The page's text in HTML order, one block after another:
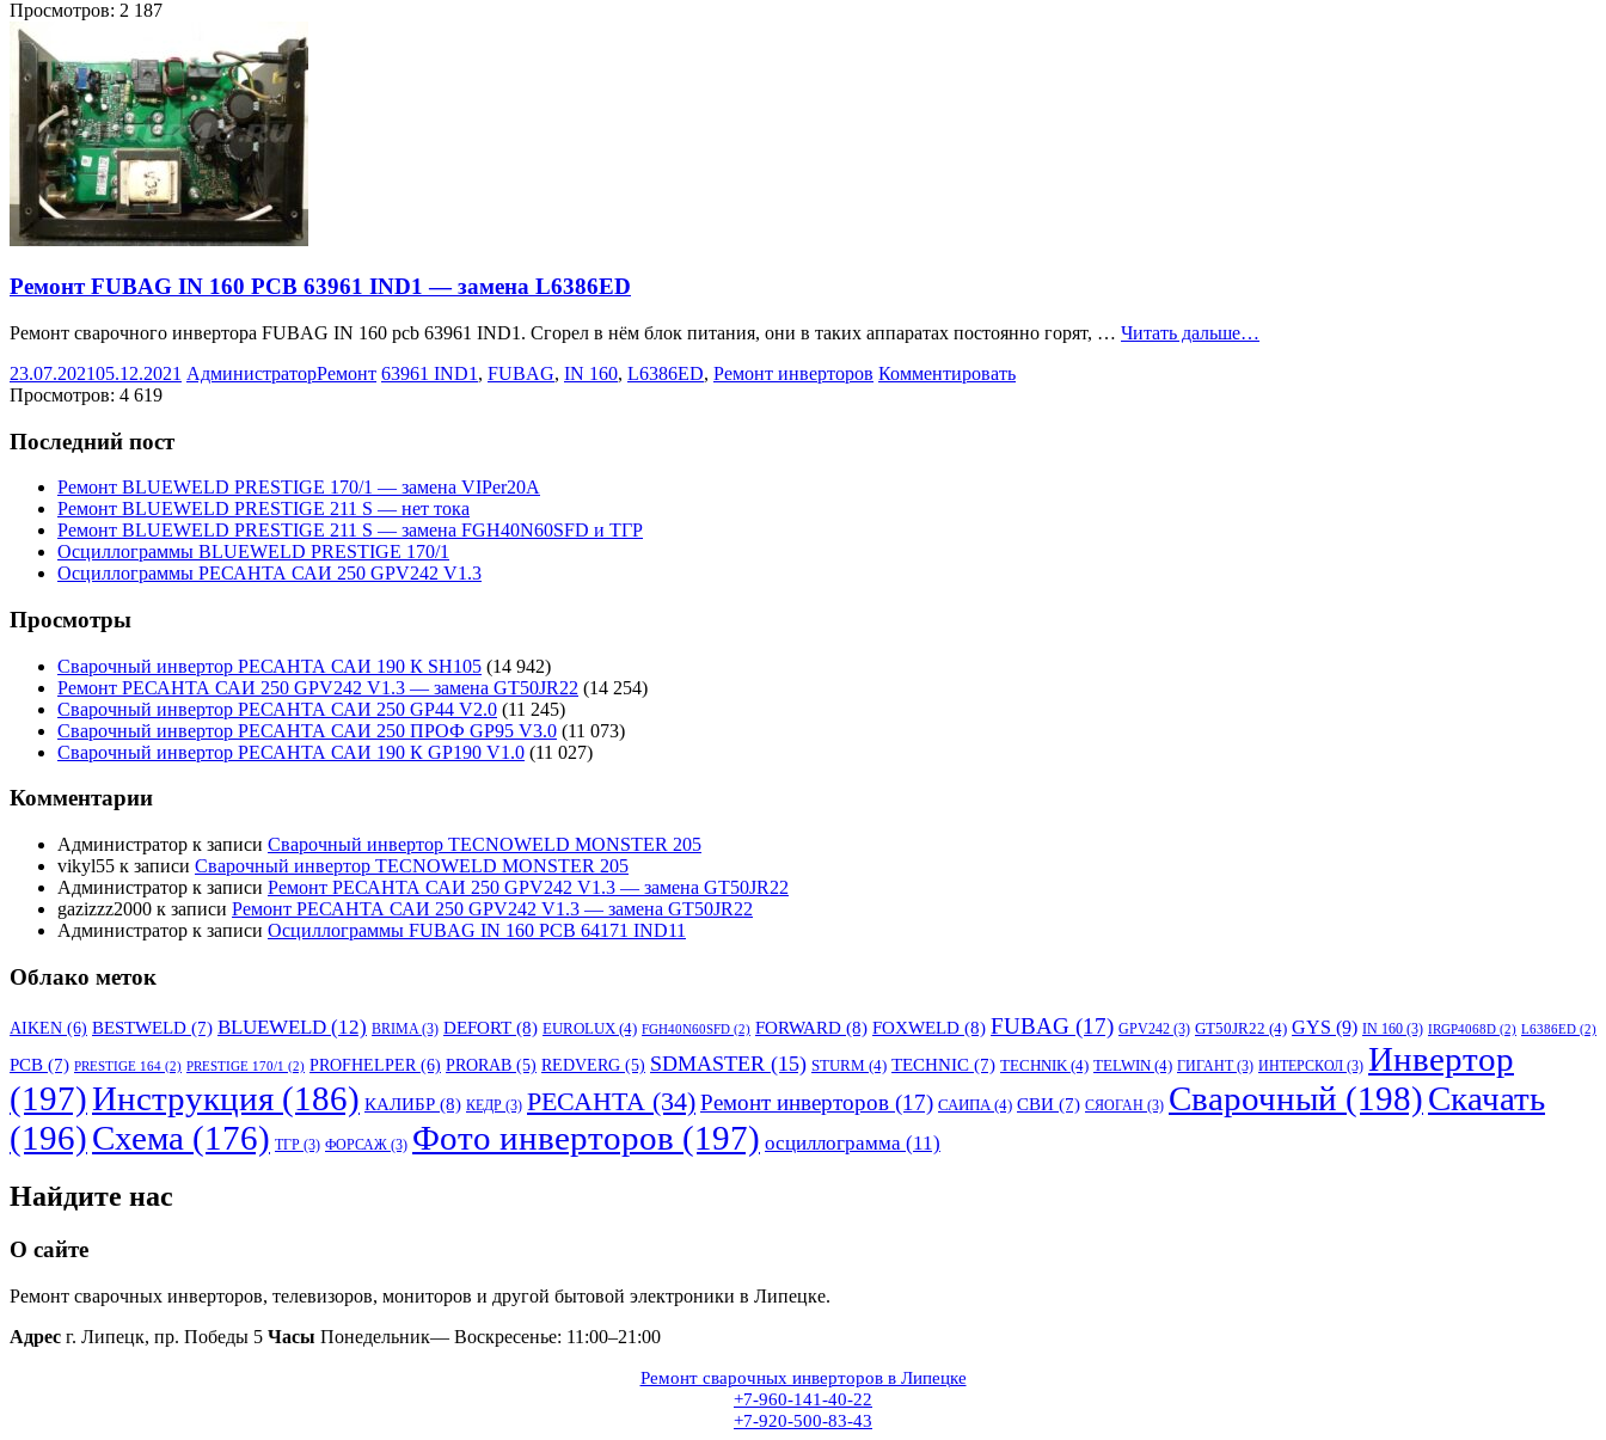
Просмотров: 2 187
Ремонт FUBAG IN 160 PCB 63961 IND1 — замена L6386ED
Ремонт сварочного инвертора FUBAG IN 160 pcb 63961 IND1. Сгорел в нём блок питания, они в таких аппаратах постоянно горят, … Читать дальше…
23.07.202105.12.2021 АдминистраторРемонт 63961 IND1 , FUBAG, IN 160, L6386ED, Ремонт инверторов Комментировать
Просмотров: 4 619
Последний пост
Ремонт BLUEWELD PRESTIGE 170/1 — замена VIPer20A
Ремонт BLUEWELD PRESTIGE 211 S — нет тока
Ремонт BLUEWELD PRESTIGE 211 S — замена FGH40N60SFD и ТГР
Осциллограммы BLUEWELD PRESTIGE 170/1
Осциллограммы РЕСАНТА САИ 250 GPV242 V1.3
Просмотры
Сварочный инвертор РЕСАНТА САИ 190 К SH105 (14 942)
Ремонт РЕСАНТА САИ 250 GPV242 V1.3 — замена GT50JR22 (14 254)
Сварочный инвертор РЕСАНТА САИ 250 GP44 V2.0 (11 245)
Сварочный инвертор РЕСАНТА САИ 250 ПРОФ GP95 V3.0 (11 073)
Сварочный инвертор РЕСАНТА САИ 190 К GP190 V1.0 (11 027)
Комментарии
Администратор к записи Сварочный инвертор TECNOWELD MONSTER 205
vikyl55 к записи Сварочный инвертор TECNOWELD MONSTER 205
Администратор к записи Ремонт РЕСАНТА САИ 250 GPV242 V1.3 — замена GT50JR22
gazizzz2000 к записи Ремонт РЕСАНТА САИ 250 GPV242 V1.3 — замена GT50JR22
Администратор к записи Осциллограммы FUBAG IN 160 PCB 64171 IND11
Облако меток
AIKEN (6) BESTWELD (7) BLUEWELD (12) BRIMA (3) DEFORT (8) EUROLUX (4) FGH40N60SFD (2) FORWARD (8) FOXWELD (8) FUBAG (17) GPV242 (3) GT50JR22 (4) GYS (9) IN 160 (3) IRGP4068D (2) L6386ED (2)
PCB (7) PRESTIGE 164 (2) PRESTIGE 170/1 (2) PROFHELPER (6) PRORAB (5) REDVERG (5) SDMASTER (15) STURM (4) TECHNIC (7) TECHNIK (4) TELWIN (4) ГИГАНТ(3) ИНТЕРСКОЛ (3) Инвертор
(197)Инструкция (186) КАЛИБР (8) КЕДР (3) РЕСАНТА (34)Ремонт инверторов (17) САИПА (4) СВИ (7) СЯОГАН (3) Сварочный (198)Скачать
(196)Схема (176) ТГР (3) ФОРСАЖ (3) Фото инверторов (197) осциллограмма (11)
Найдите нас
О сайте
Ремонт сварочных инверторов, телевизоров, мониторов и другой бытовой электроники в Липецке.
Адрес г. Липецк, пр. Победы 5 Часы Понедельник— Воскресенье: 11:00–21:00
Ремонт сварочных инверторов в Липецке
+7-960-141-40-22
+7-920-500-83-43